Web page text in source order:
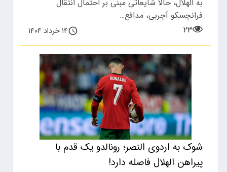
به الهلال، حالا شایعاتی مبنی بر احتمال انتقال
فرانچسکو آچربی، مدافع…
۲۳
۱۴ خرداد ۱۴۰۴
شوک به اردوی النصر؛ رونالدو یک قدم با
پیراهن الهلال فاصله دارد!